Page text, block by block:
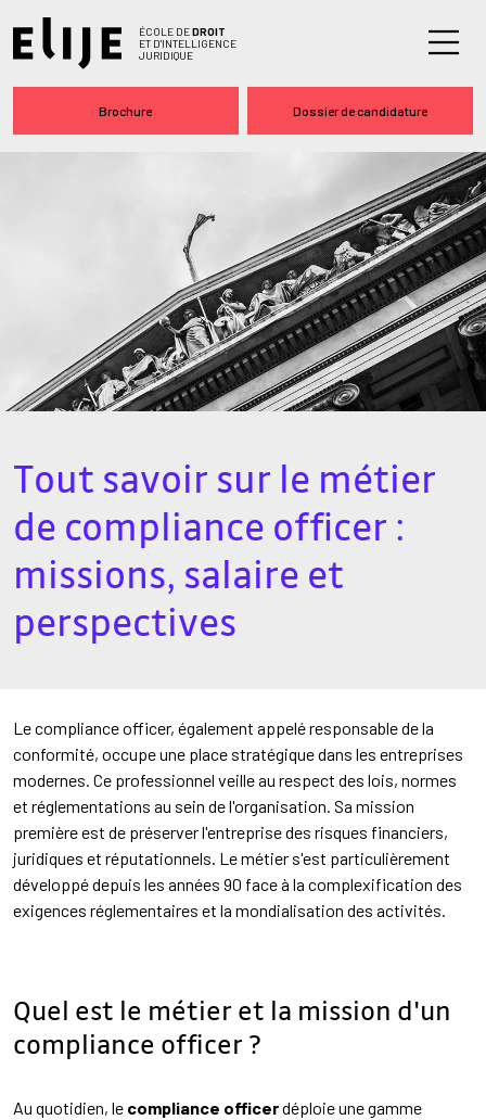
Tout savoir sur le métier
de compliance officer :
missions, salaire et
perspectives
Le compliance officer, également appelé responsable de la
conformité, occupe une place stratégique dans les entreprises
modernes. Ce professionnel veille au respect des lois, normes
et réglementations au sein de l'organisation. Sa mission
première est de préserver l'entreprise des risques financiers,
juridiques et réputationnels. Le métier s'est particulièrement
développé depuis les années 90 face à la complexification des
exigences réglementaires et la mondialisation des activités.
Quel est le métier et la mission d'un
compliance officer ?
Au quotidien, le compliance officerdéploie une gamme
ÉCOLE DEDROIT
ET D'INTELLIGENCE
JURIDIQUE
Brochure Dossier de candidature